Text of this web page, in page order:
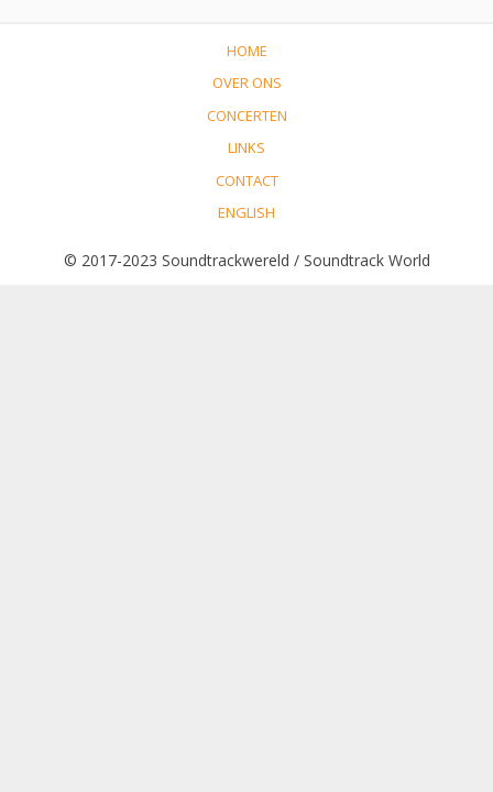
HOME
OVER ONS
CONCERTEN
LINKS
CONTACT
ENGLISH
© 2017-2023 Soundtrackwereld / Soundtrack World